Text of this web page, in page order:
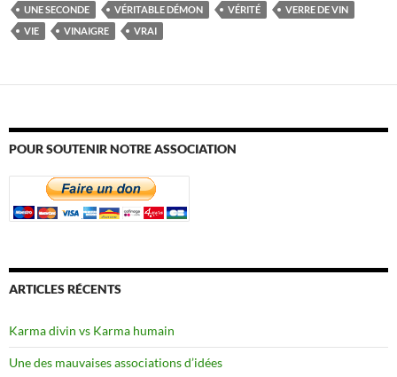
UNE SECONDE
VÉRITABLE DÉMON VÉRITÉ
VERRE DE VIN
VIE
VINAIGRE VRAI
POUR SOUTENIR NOTRE ASSOCIATION
ARTICLES RÉCENTS
Karma divin vs Karma humain
Une des mauvaises associations d’idées